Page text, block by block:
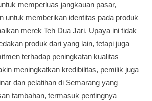
memperluas jangkauan pasar,
untuk memberikan identitas pada produk
merek Teh Dua Jari. Upaya ini tidak
produk dari yang lain, tetapi juga
terhadap peningkatan kualitas
meningkatkan kredibilitas, pemilik juga
dan pelatihan di Semarang yang
tambahan, termasuk pentingnya